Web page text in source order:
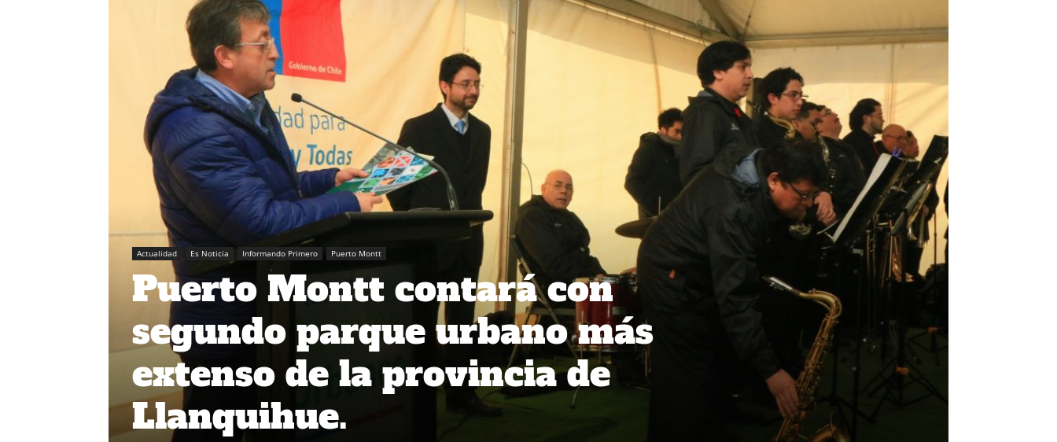
Actualidad Es Noticia Informando Primero Puerto Montt
Puerto Montt contará con
segundo parque urbano más
extenso de la provincia de
Llanquihue.